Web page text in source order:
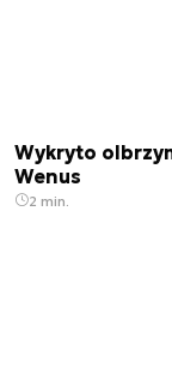
Wykryto
Wenus
2 min.